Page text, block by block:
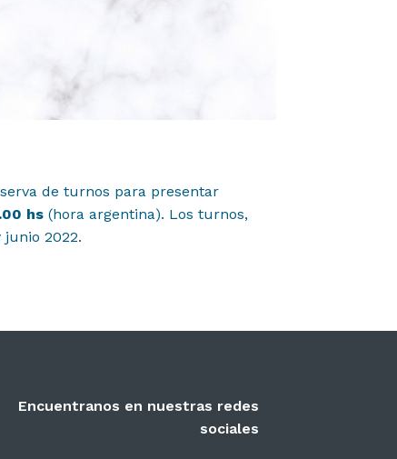
de turnos para presentar
hs (hora argentina). Los turnos,
2022.
Encuentranos en nuestras redes
sociales